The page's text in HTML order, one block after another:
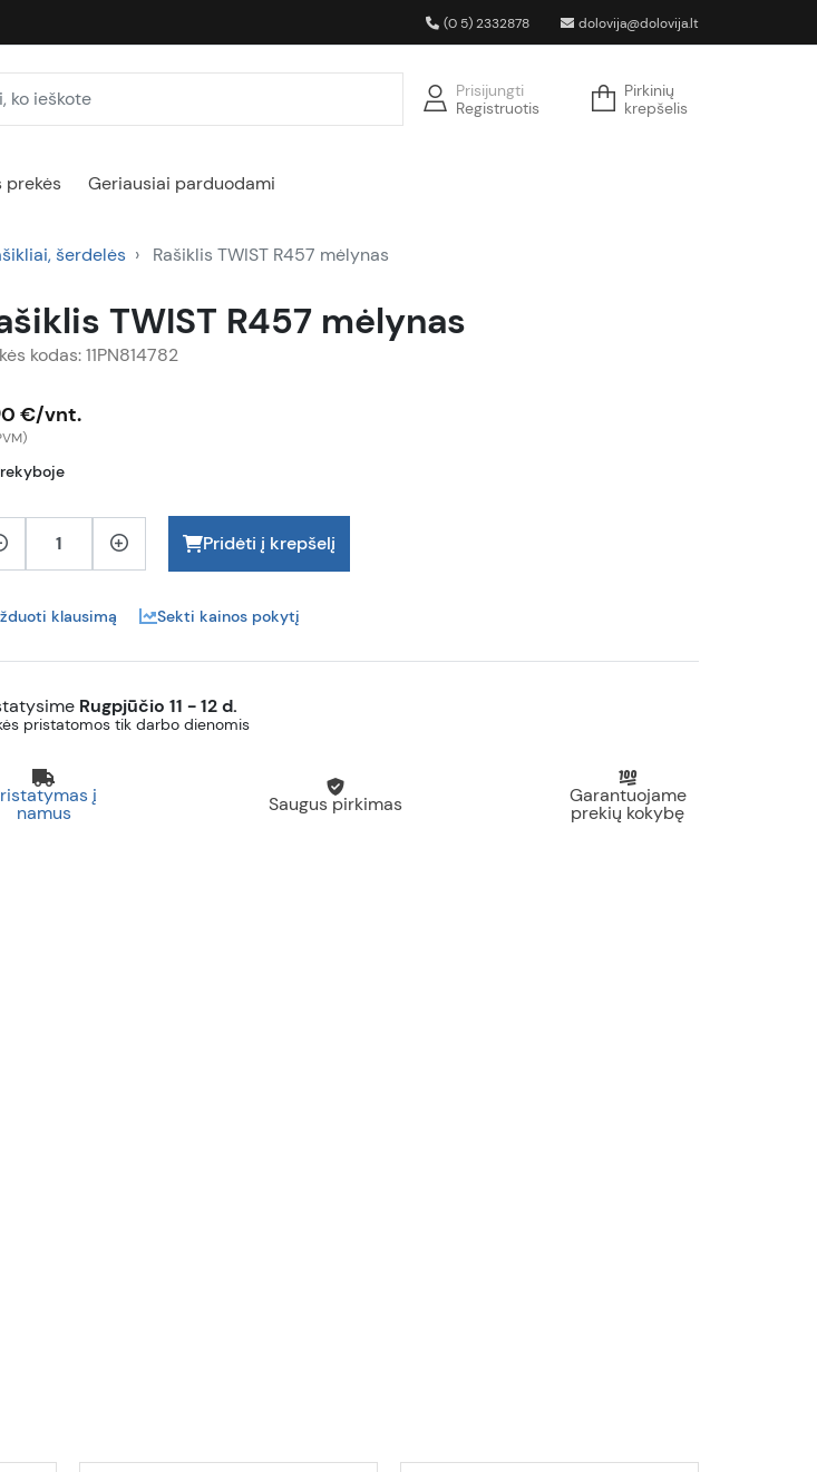
(0 5) 2332878 dolovija@dolovija.lt
Prisijungti
Registruotis
Pirkinių
krepšelis
prekės Geriausiai parduodami
šerdelės Rašiklis TWIST R457 mėlynas
TWIST R457 mėlynas
kodas: 11PN814782
€/vnt.
Pridėti į krepšelį
klausimą Sekti kainos pokytį
Rugpjūčio 11 - 12 d.
pristatomos tik darbo dienomis
į
namus Saugus pirkimas Garantuojame
prekių kokybę